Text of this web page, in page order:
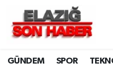
GÜNDEM SPOR
CANLI YAYIN
ASAYİŞ
Merkez Hava Durumu
Merkez Trafik